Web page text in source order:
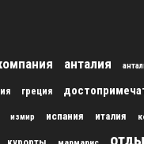
анталия
греция
измир испания италия